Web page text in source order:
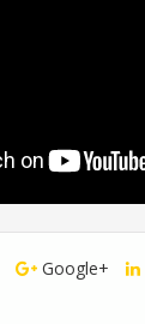
Google+